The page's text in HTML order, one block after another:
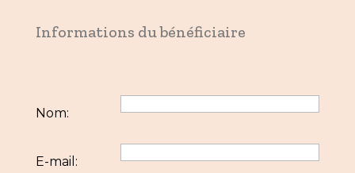
Informations du bénéficiaire
Nom:
E-mail: